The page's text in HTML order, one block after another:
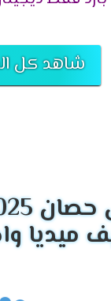
سهلة التنظيف
لكم تكييف ميديا
التلقائى التى
شاهد كل